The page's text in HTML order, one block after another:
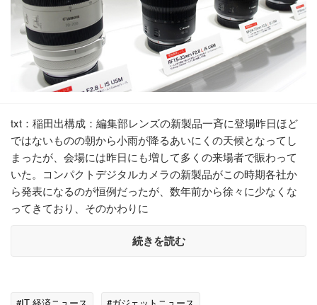
txt：稲田出構成：編集部レンズの新製品一斉に登場昨日ほど
ではないものの朝から小雨が降るあいにくの天候となってし
まったが、会場には昨日にも増して多くの来場者で賑わって
いた。コンパクトデジタルカメラの新製品がこの時期各社か
ら発表になるのが恒例だったが、数年前から徐々に少なくな
ってきており、そのかわりに
続きを読む